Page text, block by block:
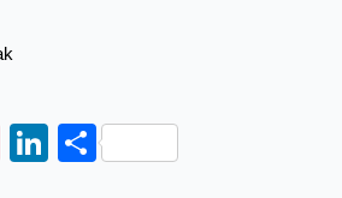
Pinterest
LinkedIn
Share